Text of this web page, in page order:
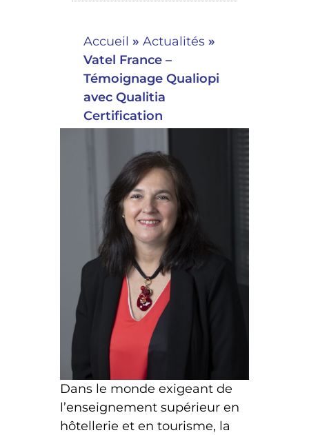
Accueil » Actualités»
Vatel France –
Témoignage Qualiopi
avec Qualitia
Certification
Dans le monde exigeant de
l’enseignement supérieur en
hôtellerie et en tourisme, la